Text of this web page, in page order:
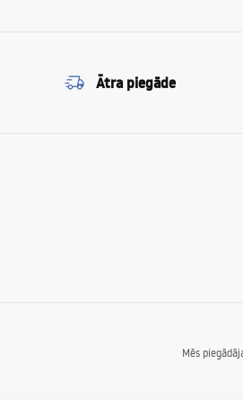
Ātra piegāde
Mēs